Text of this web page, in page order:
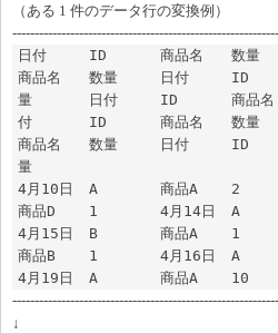
（ある 1 件のデータ行の変換例）
日付	ID	商品名	数量	日付	ID	商品名	数量	日付	ID
商品名	数量	日付	ID	商品名	数量	日付	ID	商品名	数
量	日付	ID	商品名	数量	日付	ID	商品名	数量	日
付	ID	商品名	数量	日付	ID	商品名	数量	日付	ID
商品名	数量	日付	ID	商品名	数量	日付	ID	商品名	数
量
4月10日	A	商品A	2	4月12日	B	商品B	1	4月13日	D
商品D	1	4月14日	A	商品B	6	4月15日	A	商品D	3
4月15日	B	商品A	1	4月15日	F	商品B	7	4月16日	F
商品B	1	4月16日	A	商品D	7	4月18日	B	商品B	2
↓